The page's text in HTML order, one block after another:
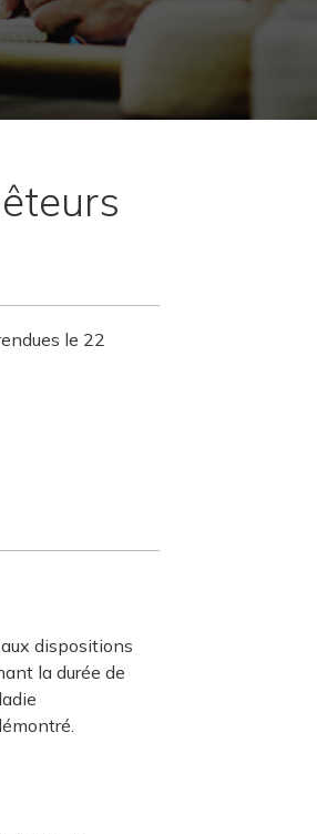
le 22
dispositions
la durée de